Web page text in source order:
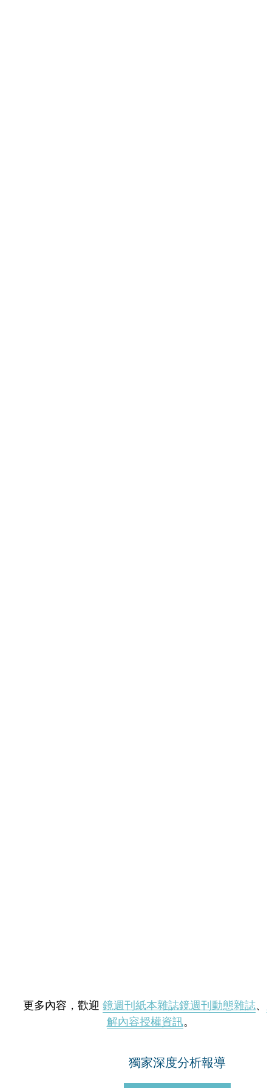
更多內容，歡迎 鏡週刊紙本雜誌鏡週刊動態雜誌、
解內容授權資訊。
獨家深度分析報導